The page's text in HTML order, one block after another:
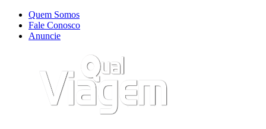
Quem Somos
Fale Conosco
Anuncie